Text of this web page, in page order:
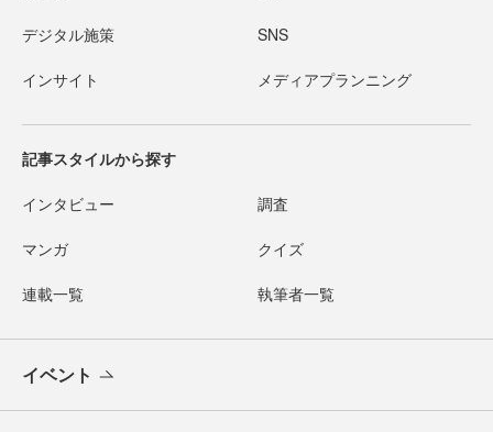
デジタル施策 SNS
インサイト メディアプランニング
記事スタイルから探す
インタビュー 調査
マンガ クイズ
連載一覧 執筆者一覧
イベント